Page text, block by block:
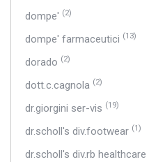
dompe' (2)
dompe' farmaceutici (13)
dorado (2)
dott.c.cagnola (2)
dr.giorgini ser-vis (19)
dr.scholl's div.footwear (1)
dr.scholl's div.rb healthcare